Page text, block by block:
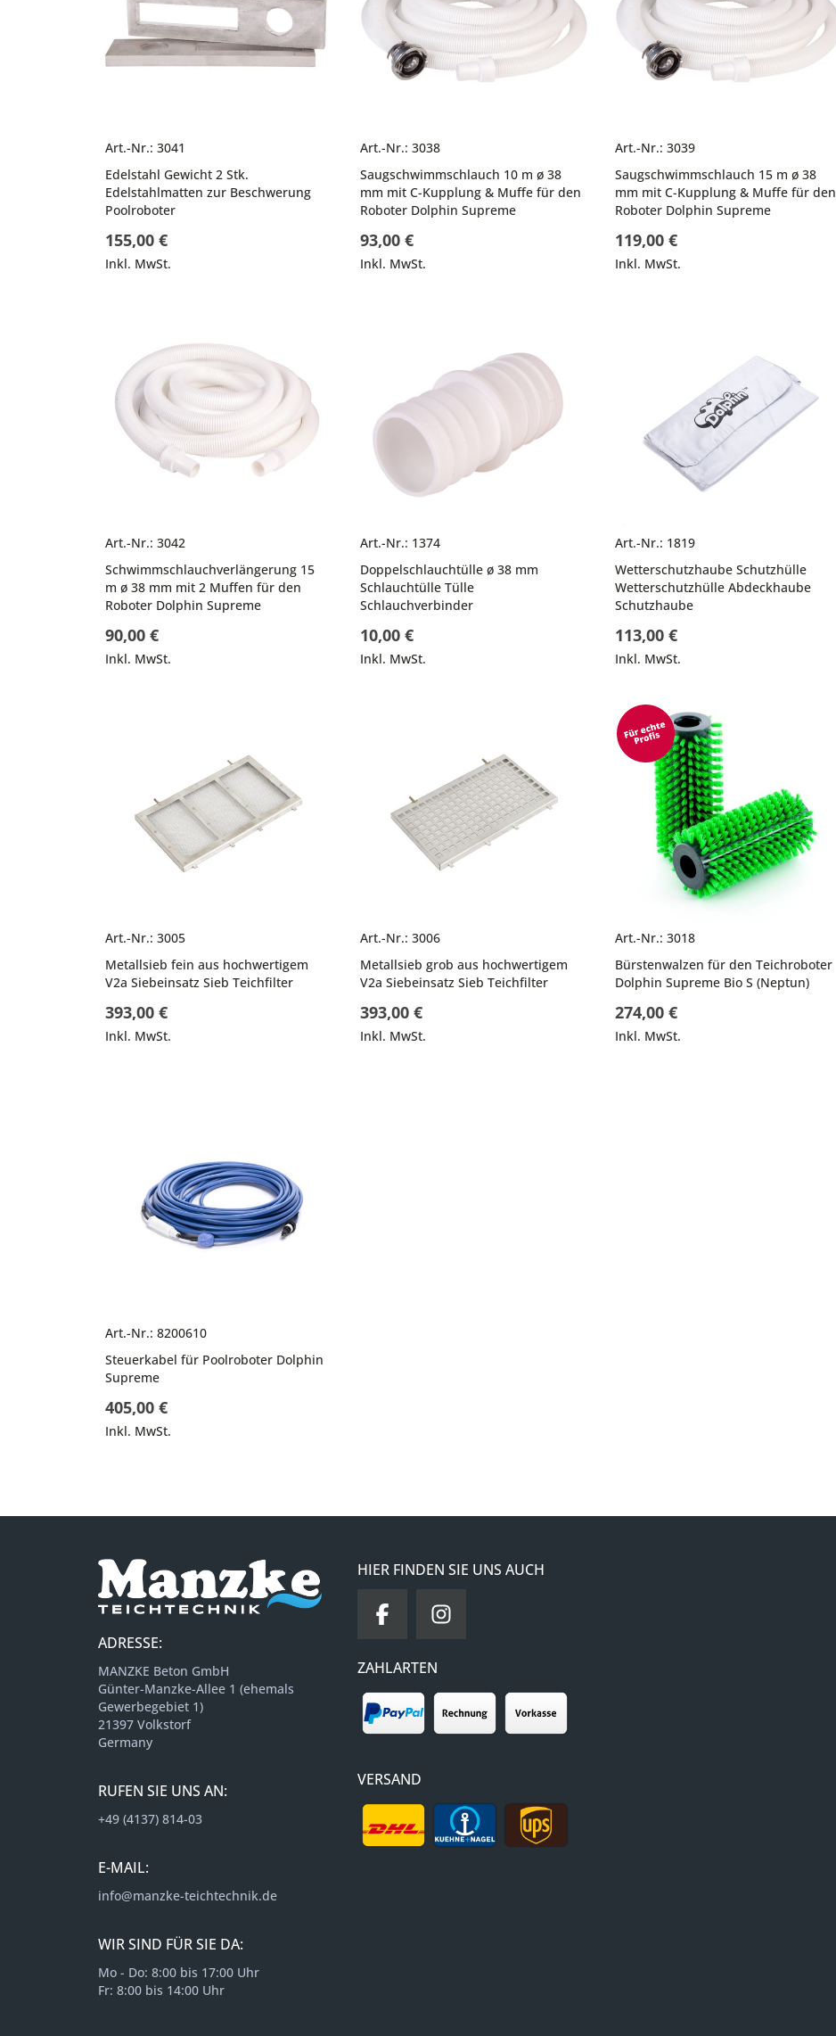
Art.-Nr.: 3041
Edelstahl Gewicht 2 Stk.
Edelstahlmatten zur Beschwerung
Poolroboter
155,00 €
Inkl. MwSt.
Art.-Nr.: 3038
Saugschwimmschlauch 10 m ø 38
mm mit C-Kupplung & Muffe für den
Roboter Dolphin Supreme
93,00 €
Inkl. MwSt.
Art.-Nr.: 3039
Saugschwimmschlauch 15 m ø 38
mm mit C-Kupplung & Muffe für den
Roboter Dolphin Supreme
119,00 €
Inkl. MwSt.
Art.-Nr.: 3042
Schwimmschlauchverlängerung 15
m ø 38 mm mit 2 Muffen für den
Roboter Dolphin Supreme
90,00 €
Inkl. MwSt.
Art.-Nr.: 1374
Doppelschlauchtülle ø 38 mm
Schlauchtülle Tülle
Schlauchverbinder
10,00 €
Inkl. MwSt.
Art.-Nr.: 1819
Wetterschutzhaube Schutzhülle
Wetterschutzhülle Abdeckhaube
Schutzhaube
113,00 €
Inkl. MwSt.
Art.-Nr.: 3005
Metallsieb fein aus hochwertigem
V2a Siebeinsatz Sieb Teichfilter
393,00 €
Inkl. MwSt.
Art.-Nr.: 3006
Metallsieb grob aus hochwertigem
V2a Siebeinsatz Sieb Teichfilter
393,00 €
Inkl. MwSt.
Art.-Nr.: 3018
Bürstenwalzen für den Teichroboter
Dolphin Supreme Bio S (Neptun)
274,00 €
Inkl. MwSt.
Art.-Nr.: 8200610
Steuerkabel für Poolroboter Dolphin
Supreme
405,00 €
Inkl. MwSt.
ADRESSE:
MANZKE Beton GmbH
Günter-Manzke-Allee 1 (ehemals
Gewerbegebiet 1)
21397 Volkstorf
Germany
RUFEN SIE UNS AN:
+49 (4137) 814-03
E-MAIL:
info@manzke-teichtechnik.de
WIR SIND FÜR SIE DA:
Mo - Do: 8:00 bis 17:00 Uhr
Fr: 8:00 bis 14:00 Uhr
HIER FINDEN SIE UNS AUCH
ZAHLARTEN
VERSAND